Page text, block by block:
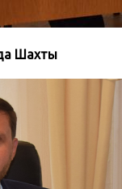
Шахты